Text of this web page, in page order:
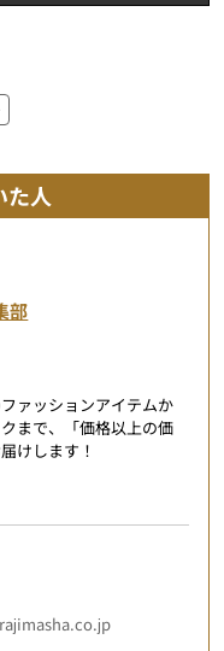
た人
部
ァッションアイテムか
まで、「価格以上の価
けします！